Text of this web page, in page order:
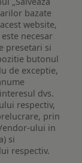
bazate
website,
necesar
presetari si
butonul
de exceptie,
dvs.
respectiv,
prin
ului in
si
respectiv.